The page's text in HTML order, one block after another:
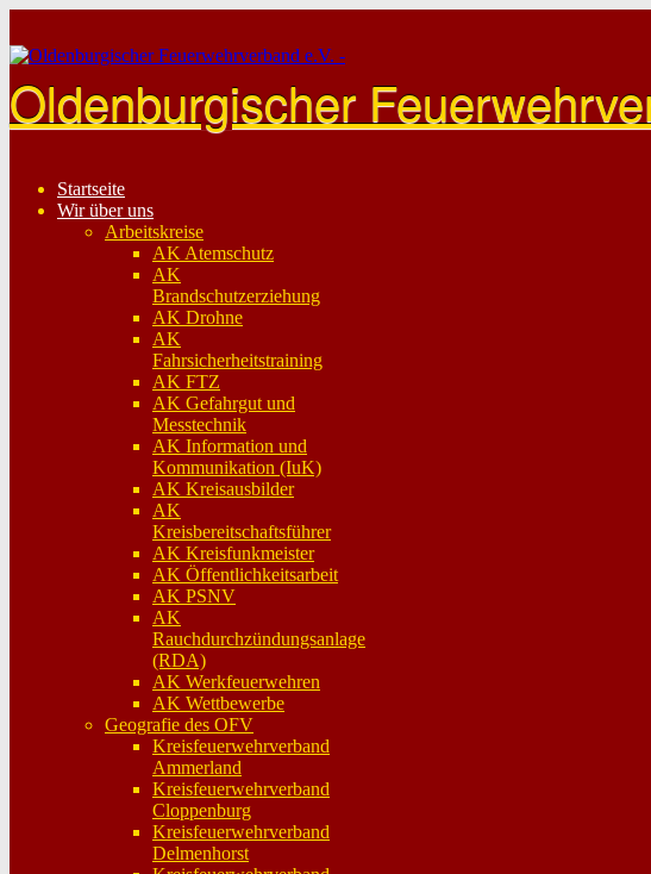
content
Oldenburgischer
Startseite
Wir über uns
Arbeitskreise
AK Atemschutz
AK
Brandschutzerziehung
AK Drohne
AK
Fahrsicherheitstraining
AK FTZ
AK Gefahrgut und
Messtechnik
AK Information und
Kommunikation (IuK)
AK Kreisausbilder
AK
Kreisbereitschaftsführer
AK Kreisfunkmeister
AK Öffentlichkeitsarbeit
AK PSNV
AK
Rauchdurchzündungsanlage
(RDA)
AK Werkfeuerwehren
AK Wettbewerbe
Geografie des OFV
Kreisfeuerwehrverband
Ammerland
Kreisfeuerwehrverband
Cloppenburg
Kreisfeuerwehrverband
Delmenhorst